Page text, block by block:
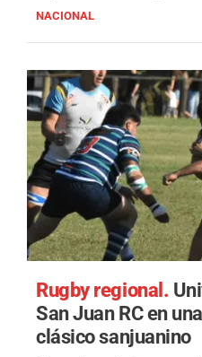
NACIONAL
Rugby regional.
San Juan RC en
clásico sanjuanino